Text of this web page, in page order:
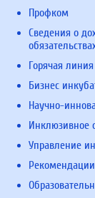
Профком
Сведения о
Горячая
Бизнес
Научно-
Инклюзивное
Управление